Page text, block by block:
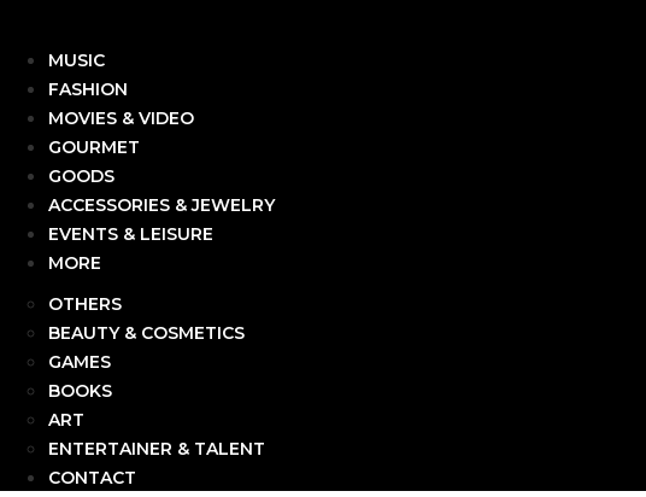
MUSIC
FASHION
MOVIES & VIDEO
GOURMET
GOODS
ACCESSORIES & JEWELRY
EVENTS & LEISURE
MORE
OTHERS
BEAUTY & COSMETICS
GAMES
BOOKS
ART
ENTERTAINER & TALENT
CONTACT